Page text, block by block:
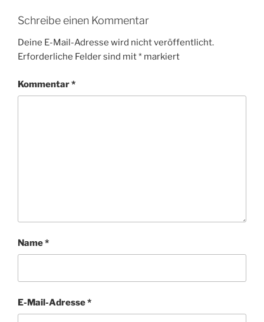
Schreibe einen Kommentar
Deine E-Mail-Adresse wird nicht veröffentlicht.
Erforderliche Felder sind mit* markiert
Kommentar*
Name*
E-Mail-Adresse*